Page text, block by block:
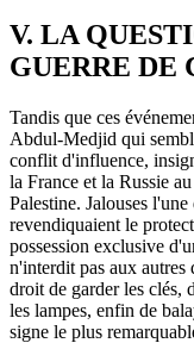
V. LA
GUERRE DE
Tandis que ces
Abdul-Medjid qui
conflit d'influence,
la France et la Russie
Palestine. Jalouses
revendiquaient le
possession exclusive
n'interdit pas aux autres
droit de garder les clés,
les lampes, enfin de
signe le plus